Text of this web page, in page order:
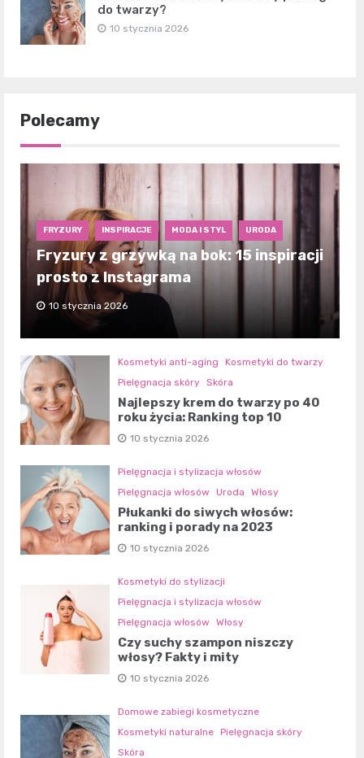
do twarzy?
10 stycznia 2026
Polecamy
FRYZURY INSPIRACJE MODA I STYL URODA
Fryzury z grzywką na bok: 15 inspiracji
prosto z Instagrama
10 stycznia 2026
Kosmetyki anti-aging
Kosmetyki do twarzy
Pielęgnacja skóry Skóra
Najlepszy krem do twarzy po 40
roku życia: Ranking top 10
10 stycznia 2026
Pielęgnacja i stylizacja włosów
Pielęgnacja włosów
Uroda Włosy
Płukanki do siwych włosów:
ranking i porady na 2023
10 stycznia 2026
Kosmetyki do stylizacji
Pielęgnacja i stylizacja włosów
Pielęgnacja włosów
Włosy
Czy suchy szampon niszczy
włosy? Fakty i mity
10 stycznia 2026
Domowe zabiegi kosmetyczne
Kosmetyki naturalne Pielęgnacja skóry
Skóra